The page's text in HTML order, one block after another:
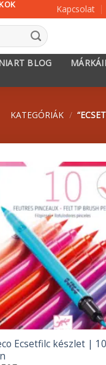
Kapcsolat
BLOG
KATEGÓRIÁK /
Ecsetfilc készlet |